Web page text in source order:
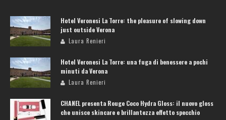
Hotel Veronesi La Torre: the pleasure of slowing down
just outside Verona
Laura Renieri
Hotel Veronesi La Torre: una fuga di benessere a pochi
minuti da Verona
Laura Renieri
CHANEL presenta Rouge Coco Hydra Gloss: il nuovo gloss
che unisce skincare e brillantezza effetto specchio